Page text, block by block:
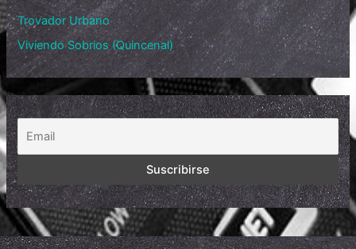
Trovador Urbano
Viviendo Sobrios (Quincenal)